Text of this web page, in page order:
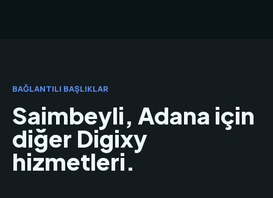
BAĞLANTILI BAŞLIKLAR
Saimbeyli, Adana için
diğer Digixy
hizmetleri.